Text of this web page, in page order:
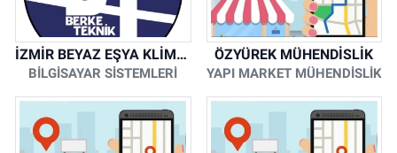
İZMİR BEYAZ EŞYA KLİMA KOMBİ SERVİSİ
BİLGİSAYAR SİSTEMLERİ
ÖZYÜREK MÜHENDİSLİK
YAPI MARKET MÜHENDİSLİK